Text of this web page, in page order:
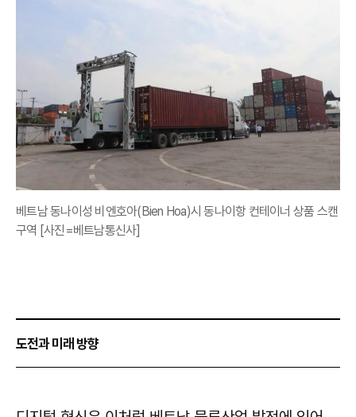
베트남 동나이성 비엔호아(Bien Hoa)시 동나이항 컨테이너 상품 스캔
구역 [사진=베트남통신사]
도전과 미래 방향